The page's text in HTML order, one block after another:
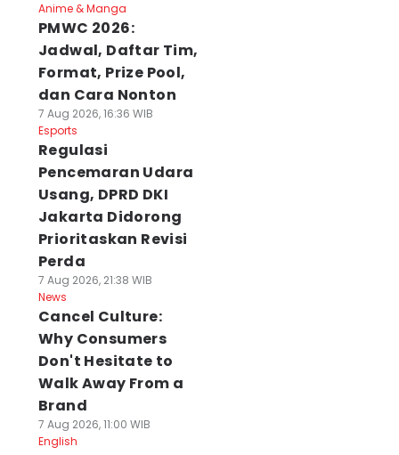
Anime & Manga
PMWC 2026:
Jadwal, Daftar Tim,
Format, Prize Pool,
dan Cara Nonton
7 Aug 2026, 16:36 WIB
Esports
Regulasi
Pencemaran Udara
Usang, DPRD DKI
Jakarta Didorong
Prioritaskan Revisi
Perda
7 Aug 2026, 21:38 WIB
News
Cancel Culture:
Why Consumers
Don't Hesitate to
Walk Away From a
Brand
7 Aug 2026, 11:00 WIB
English